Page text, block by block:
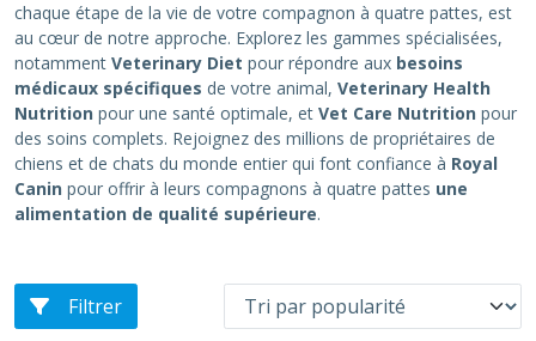
chaque étape de la vie de votre compagnon à quatre pattes, est
au cœur de notre approche. Explorez les gammes spécialisées,
notamment Veterinary Diet pour répondre aux besoins
médicaux spécifiques de votre animal, Veterinary Health
Nutrition pour une santé optimale, et Vet Care Nutrition pour
des soins complets. Rejoignez des millions de propriétaires de
chiens et de chats du monde entier qui font confiance à Royal
Canin pour offrir à leurs compagnons à quatre pattes une
alimentation de qualité supérieure.
Filtrer